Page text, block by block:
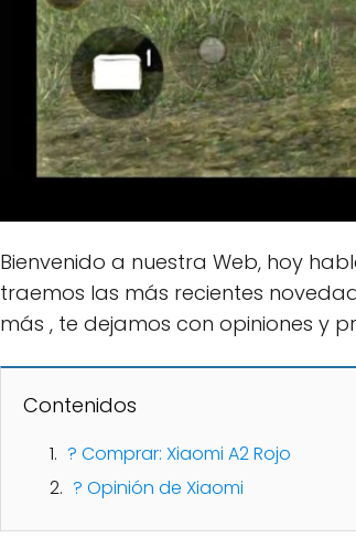
Bienvenido a nuestra Web, hoy
traemos las más recientes
más , te dejamos con opiniones y
Contenidos
? Comprar: Xiaomi A2 Rojo
? Opinión de Xiaomi